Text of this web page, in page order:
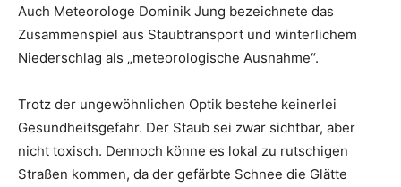
Auch Meteorologe Dominik Jung bezeichnete das
Zusammenspiel aus Staubtransport und winterlichem
Niederschlag als „meteorologische Ausnahme“.
Trotz der ungewöhnlichen Optik bestehe keinerlei
Gesundheitsgefahr. Der Staub sei zwar sichtbar, aber
nicht toxisch. Dennoch könne es lokal zu rutschigen
Straßen kommen, da der gefärbte Schnee die Glätte